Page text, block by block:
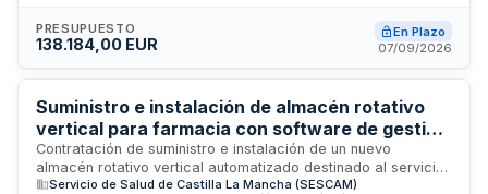
cabeceros de UCI y dieciséis carros secos, elementos
esenciales para la atención de pacientes críticos. La
su instalación técnica y la puesta en servicio dentro de las
instalaciones hospitalarias.
PRESUPUESTO
138.184,00 EUR
En Plazo
07/09/2026
Suministro e instalación de almacén rotativo
vertical para farmacia con software de gestión
en el Hospital de Tomelloso
Contratación de suministro e instalación de un nuevo
almacén rotativo vertical automatizado destinado al servicio
de farmacia del Hospital de Tomelloso, incluyendo el
Servicio de Salud de Castilla La Mancha (SESCAM)